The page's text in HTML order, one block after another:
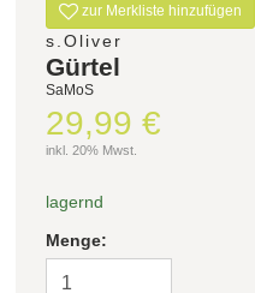
zur Merkliste hinzufügen
s.Oliver
Gürtel
SaMoS
29,99 €
inkl. 20% Mwst.
lagernd
Menge: